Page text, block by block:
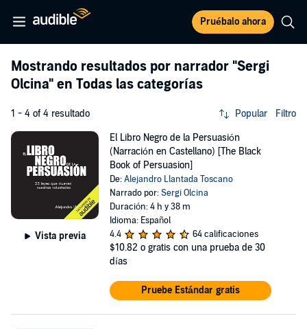
Pruébalo ahora
Mostrando resultados por narrador "Sergi
Olcina" en Todas las categorías
1 - 4 of 4 resultado Popular Filtro
Vista previa
El Libro Negro de la Persuasión
(Narración en Castellano) [The Black
Book of Persuasion]
De:Alejandro Llantada Toscano
Narrado por:Sergi Olcina
Duración: 4 h y 38 m
Idioma: Español
4.4
64 calificaciones
$10.82 o gratis con una prueba de 30
días
Pruebe Estándar gratis